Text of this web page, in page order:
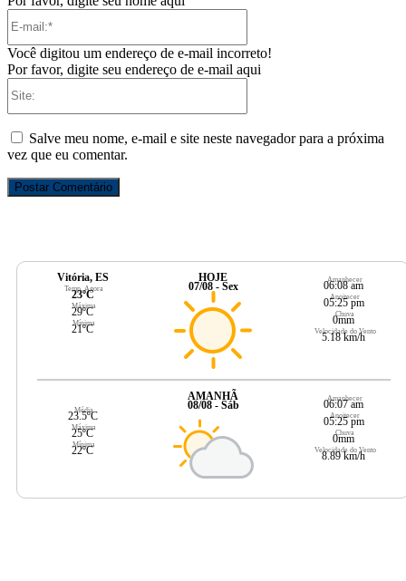
Você digitou um endereço de e-mail incorreto!
Por favor, digite seu endereço de e-mail aqui
Salve meu nome, e-mail e site neste navegador para a próxima
vez que eu comentar.
Vitória, ES
Temp. Agora
23ºC
Máxima
29ºC
Mínima
21ºC
HOJE
07/08 - Sex
Amanhecer
06:08 am
Anoitecer
05:25 pm
Chuva
0mm
Velocidade do Vento
5.18 km/h
Média
23.5ºC
Máxima
25ºC
Mínima
22ºC
AMANHÃ
08/08 - Sáb
Amanhecer
06:07 am
Anoitecer
05:25 pm
Chuva
0mm
Velocidade do Vento
8.89 km/h